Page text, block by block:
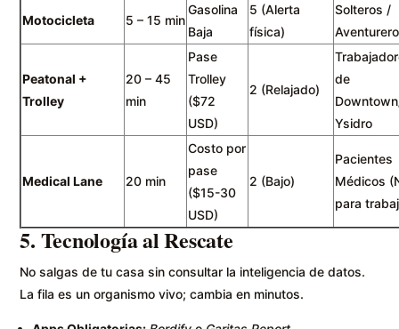
Motocicleta 5 – 15 min
Gasolina
Baja
5 (Alerta
física)
Solteros /
Peatonal +
Trolley
20 – 45
min
Pase
Trolley
($72
USD)
2 (Relajado)
de
Ysidro
Medical Lane 20 min
Costo por
pase
($15-30
USD)
2 (Bajo)
Pacientes
Médicos
para
5. Tecnología al Rescate
No salgas de tu casa sin consultar la inteligencia de datos.
La fila es un organismo vivo; cambia en minutos.